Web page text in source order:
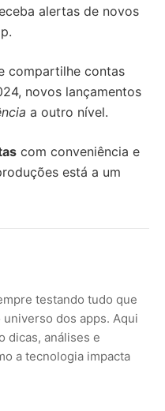
alertas de novos
compartilhe contas
novos lançamentos
a outro nível.
com conveniência e
está a um
testando tudo que
dos apps. Aqui
dicas, análises e
a tecnologia impacta